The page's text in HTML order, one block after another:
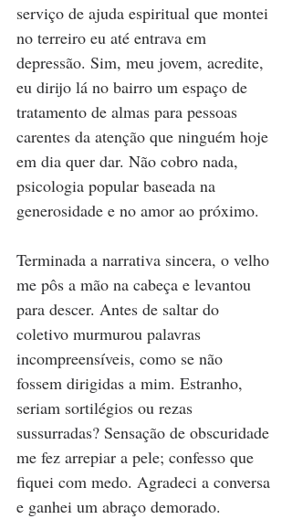
serviço de ajuda espiritual que montei
no terreiro eu até entrava em
depressão. Sim, meu jovem, acredite,
eu dirijo lá no bairro um espaço de
tratamento de almas para pessoas
carentes da atenção que ninguém hoje
em dia quer dar. Não cobro nada,
psicologia popular baseada na
generosidade e no amor ao próximo.
Terminada a narrativa sincera, o velho
me pôs a mão na cabeça e levantou
para descer. Antes de saltar do
coletivo murmurou palavras
incompreensíveis, como se não
fossem dirigidas a mim. Estranho,
seriam sortilégios ou rezas
sussurradas? Sensação de obscuridade
me fez arrepiar a pele; confesso que
fiquei com medo. Agradeci a conversa
e ganhei um abraço demorado.